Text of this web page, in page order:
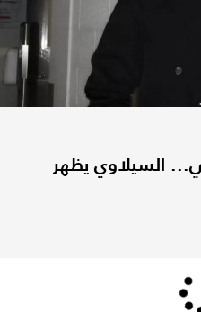
السيلاوي يظهر